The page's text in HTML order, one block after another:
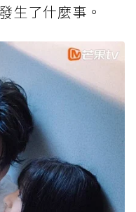
生了什麼事。